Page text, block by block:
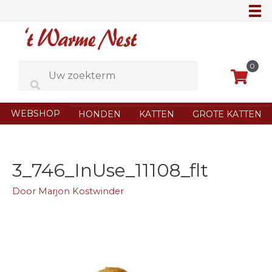
0
WEBSHOP HONDEN KATTEN GROTE KATTEN
3_746_InUse_11108_flt
Door Marjon Kostwinder